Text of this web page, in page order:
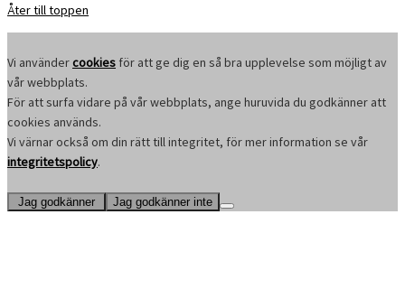
Åter till toppen
Vi användercookies för att ge dig en så bra upplevelse som möjligt av
vår webbplats.
För att surfa vidare på vår webbplats, ange huruvida du godkänner att
cookies används.
Vi värnar också om din rätt till integritet, för mer information se vår
integritetspolicy.
Jag godkänner Jag godkänner inte